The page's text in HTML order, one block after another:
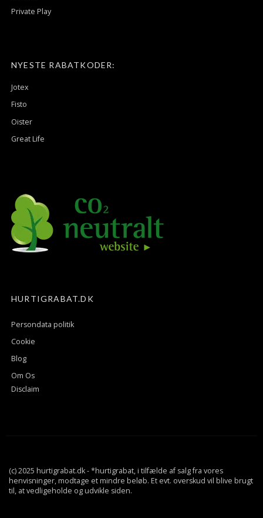
Private Play
NYESTE RABATKODER:
Jotex
Fisto
Oister
Great Life
HURTIGRABAT.DK
Persondata politik
Cookie
Blog
Om Os
Disclaim
(c) 2025 hurtigrabat.dk - *hurtigrabat, i tilfælde af salg fra vores
henvisninger, modtage et mindre beløb. Et evt. overskud vil blive brugt
til, at vedligeholde og udvikle siden.